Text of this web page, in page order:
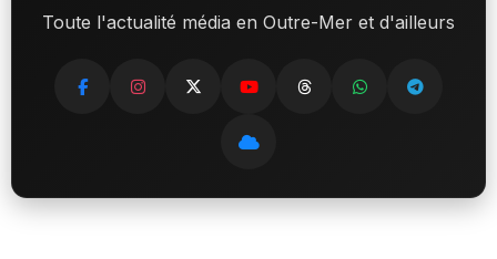
Toute l'actualité média en Outre-Mer et d'ailleurs